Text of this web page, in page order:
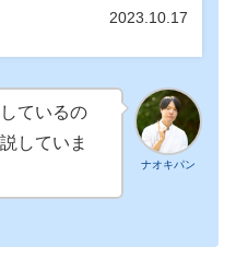
事では発酵工程で進む生地内の変化に
2023.10.17
ナオキパン
ているの
していま